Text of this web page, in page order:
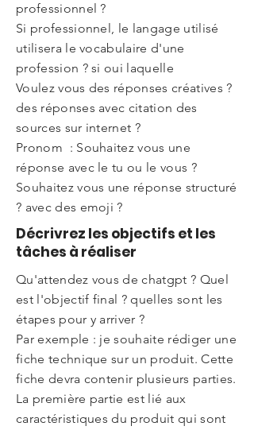
professionnel ?
Si professionnel, le langage utilisé
utilisera le vocabulaire d'une
profession ? si oui laquelle
Voulez vous des réponses créatives ?
des réponses avec citation des
sources sur internet ?
Pronom : Souhaitez vous une
réponse avec le tu ou le vous ?
Souhaitez vous une réponse structuré
? avec des emoji ?
Décrivrez les objectifs et les
tâches à réaliser
Qu'attendez vous de chatgpt ? Quel
est l'objectif final ? quelles sont les
étapes pour y arriver ?
Par exemple : je souhaite rédiger une
fiche technique sur un produit. Cette
fiche devra contenir plusieurs parties.
La première partie est lié aux
caractéristiques du produit qui sont